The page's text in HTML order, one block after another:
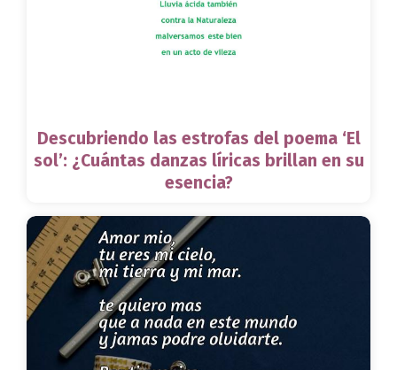
Descubriendo las estrofas del poema ‘El
sol’: ¿Cuántas danzas líricas brillan en su
esencia?